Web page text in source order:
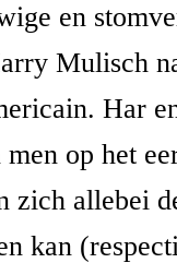
en
Mulisch
Har
op het
zich allebei
kan